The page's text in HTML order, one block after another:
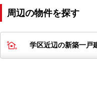
周辺の物件を探す
学区近辺の新築一戸